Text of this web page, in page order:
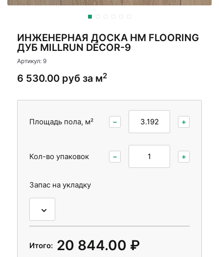
ИНЖЕНЕРНАЯ ДОСКА HM FLOORING
ДУБ MILLRUN DÉCOR-9
Артикул: 9
6 530.00 руб за м2
Площадь пола, м² − +
Кол-во упаковок − +
Запас на укладку
Итого: 20 844.00 ₽
Стеновые панели
Стеновые панели